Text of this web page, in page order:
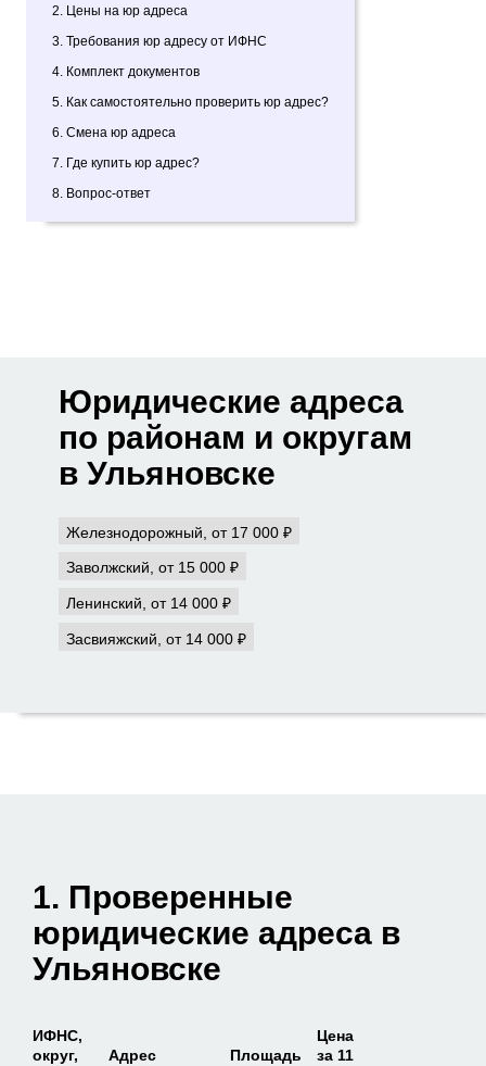
2. Цены на юр адреса
3. Требования юр адресу от ИФНС
4. Комплект документов
5. Как самостоятельно проверить юр адрес?
6. Смена юр адреса
7. Где купить юр адрес?
8. Вопрос-ответ
Юридические адреса
по районам и округам
в Ульяновске
Железнодорожный, от 17 000 ₽
Заволжский, от 15 000 ₽
Ленинский, от 14 000 ₽
Засвияжский, от 14 000 ₽
1. Проверенные
юридические адреса в
Ульяновске
ИФНС,
округ,
Адрес Площадь
Цена
за 11